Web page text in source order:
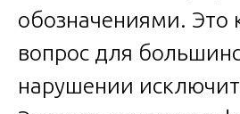
обозначениями. Это
вопрос для
нарушении